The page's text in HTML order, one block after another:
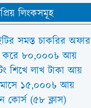
লিংকসমূহ
সমস্ত চাকরির অফার
করে ৮০,০০০৳ আয়
শিখে লাখ টাকা আয়
মাসে ১৫,০০০৳ আয়
কোর্স (৫৮ ক্লাস)